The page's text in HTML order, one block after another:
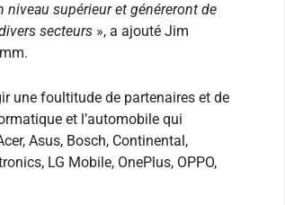
supérieur et généreront de
secteurs », a ajouté Jim
une foultitude de partenaires et de
et l’automobile qui
Asus, Bosch, Continental,
LG Mobile, OnePlus, OPPO,